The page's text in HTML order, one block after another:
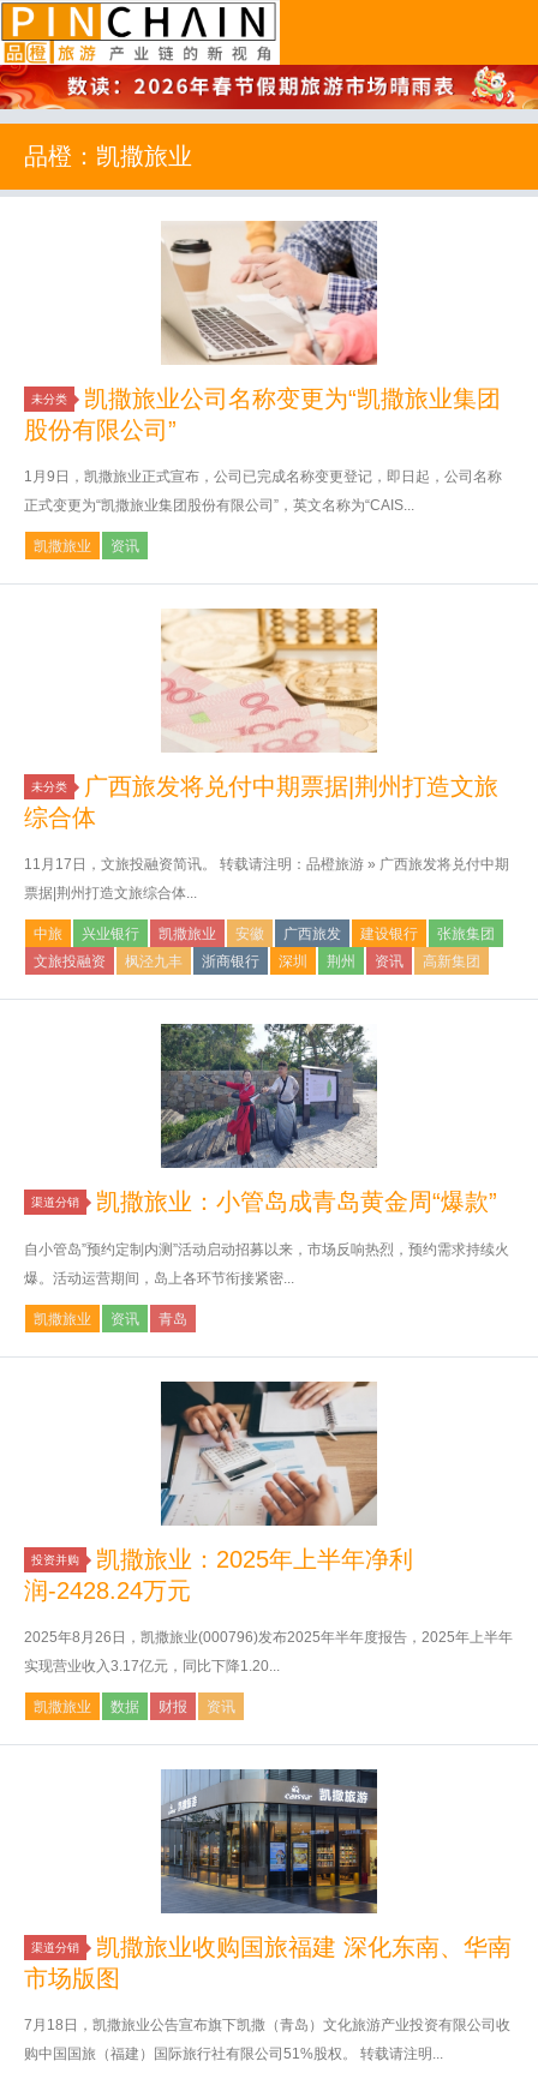
品橙旅游
品橙：凯撒旅业
未分类
凯撒旅业公司名称变更为“凯撒旅业集团
股份有限公司”
1月9日，凯撒旅业正式宣布，公司已完成名称变更登记，即日起，公司名称
正式变更为“凯撒旅业集团股份有限公司”，英文名称为“CAIS...
凯撒旅业 资讯
未分类
广西旅发将兑付中期票据|荆州打造文旅
综合体
11月17日，文旅投融资简讯。 转载请注明：品橙旅游 » 广西旅发将兑付中期
票据|荆州打造文旅综合体...
中旅 兴业银行 凯撒旅业 安徽 广西旅发 建设银行
张旅集团
文旅投融资
枫泾九丰 浙商银行 深圳 荆州 资讯 高新集团
渠道分销 凯撒旅业：小管岛成青岛黄金周“爆款”
自小管岛”预约定制内测”活动启动招募以来，市场反响热烈，预约需求持续火
爆。活动运营期间，岛上各环节衔接紧密...
凯撒旅业 资讯 青岛
投资并购
凯撒旅业：2025年上半年净利
润-2428.24万元
2025年8月26日，凯撒旅业(000796)发布2025年半年度报告，2025年上半年
实现营业收入3.17亿元，同比下降1.20...
凯撒旅业 数据 财报 资讯
渠道分销
凯撒旅业收购国旅福建 深化东南、华南
市场版图
7月18日，凯撒旅业公告宣布旗下凯撒（青岛）文化旅游产业投资有限公司收
购中国国旅（福建）国际旅行社有限公司51%股权。 转载请注明...